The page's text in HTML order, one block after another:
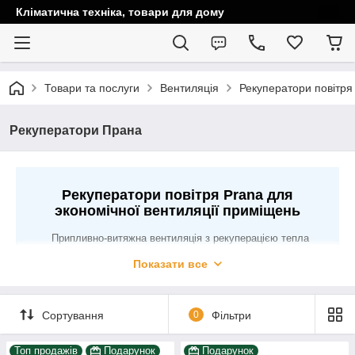
Кліматична техніка, товари для дому
Товари та послуги Вентиляція Рекуператори повітря
Рекуператори Прана
Рекуператори повітря Prana для
экономічної вентиляції приміщень
Припливно-витяжна вентиляція з рекуперацією тепла
житлового, комерційного призначення (вентиляція квартири,
кабінетів, невеликих комерційних приміщень - магазини,
салони, кафе, ресторани, а також школи, лікарні ін).
мідний теплообмінник з ККД до 96%. Придбати
Показати все
Сортування 0 Фільтри
Топ продажів Подарунок Подарунок